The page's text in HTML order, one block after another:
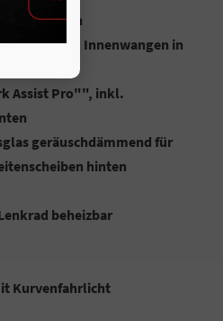
Innenwangen in
Assist Pro"", inkl.
geräuschdämmend für
hinten
beheizbar
Kurvenfahrlicht